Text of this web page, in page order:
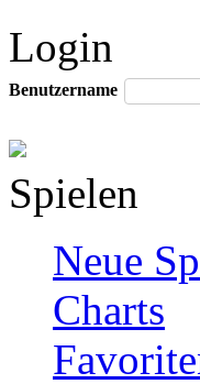
Login
Benutzername
Spielen
Neue
Charts